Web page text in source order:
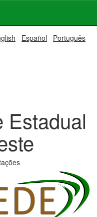
Español Português
Estadual